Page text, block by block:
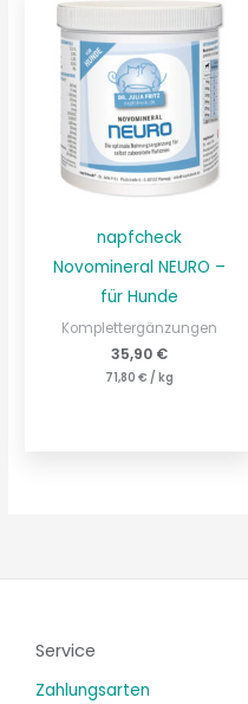
napfcheck
Novomineral NEURO –
für Hunde
Komplettergänzungen
35,90 €
71,80 € / kg
Service
Zahlungsarten